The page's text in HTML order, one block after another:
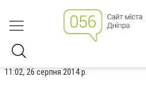
11:02, 26 серпня 2014 р.